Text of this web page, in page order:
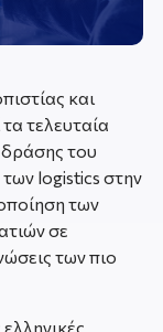
και
τελευταία
δράσης του
logistics στην
των
σε
των πιο